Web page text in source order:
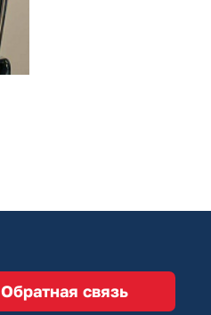
Обратная связь